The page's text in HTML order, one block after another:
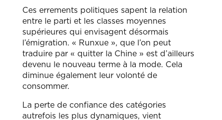
Ces errements politiques sapent la relation
entre le parti et les classes moyennes
supérieures qui envisagent désormais
l’émigration. « Runxue », que l’on peut
traduire par « quitter la Chine » est d’ailleurs
devenu le nouveau terme à la mode. Cela
diminue également leur volonté de
consommer.
La perte de confiance des catégories
autrefois les plus dynamiques, vient